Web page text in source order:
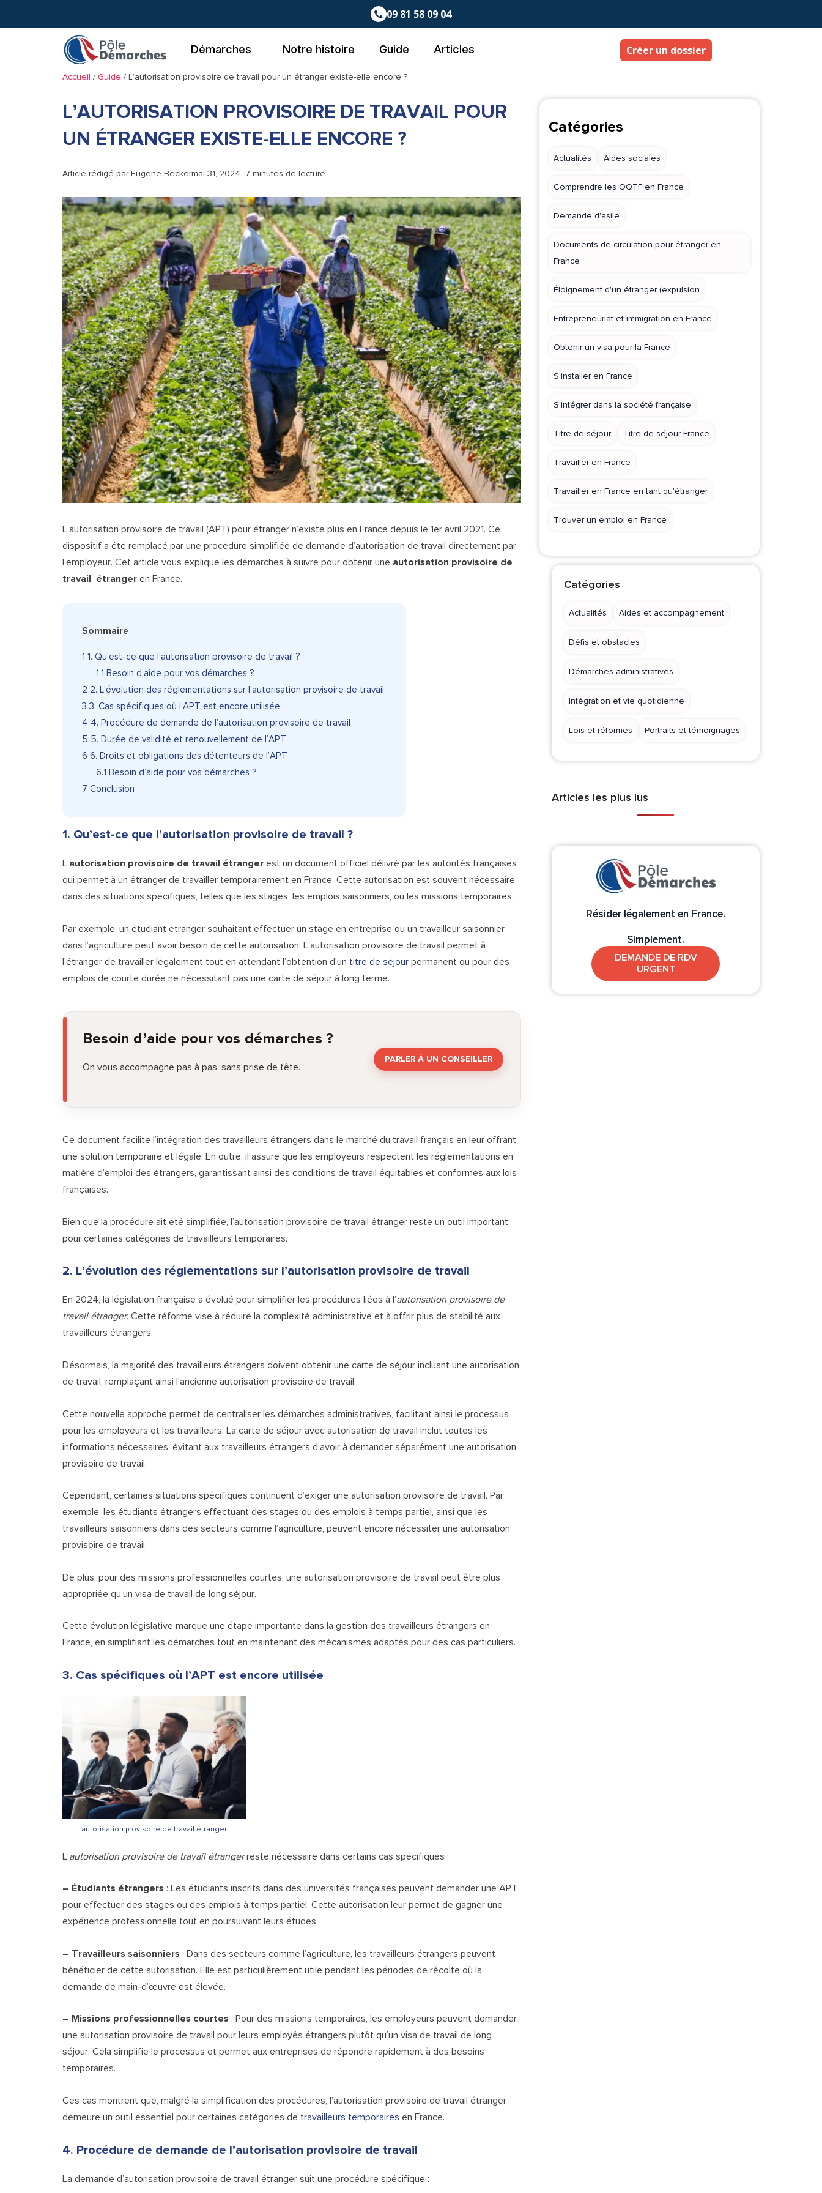
09 81 58 09 04
Démarches Notre histoire Guide Articles Créer un dossier
Accueil / Guide / L’autorisation provisoire de travail pour un étranger existe-elle encore ?
L’AUTORISATION PROVISOIRE DE TRAVAIL POUR
UN ÉTRANGER EXISTE-ELLE ENCORE ?
Article rédigé parEugene Beckermai 31, 2024- 7 minutes de lecture
L’autorisation provisoire de travail (APT) pour étranger n’existe plus en France depuis le 1er avril 2021. Ce
dispositif a été remplacé par une procédure simplifiée de demande d’autorisation de travail directement par
l’employeur. Cet article vous explique les démarches à suivre pour obtenir une autorisation provisoire de
travail étranger en France.
Sommaire
1 1. Qu’est-ce que l’autorisation provisoire de travail ?
1.1 Besoin d’aide pour vos démarches ?
2 2. L’évolution des réglementations sur l’autorisation provisoire de travail
3 3. Cas spécifiques où l’APT est encore utilisée
4 4. Procédure de demande de l’autorisation provisoire de travail
5 5. Durée de validité et renouvellement de l’APT
6 6. Droits et obligations des détenteurs de l’APT
6.1 Besoin d’aide pour vos démarches ?
7 Conclusion
1. Qu’est-ce que l’autorisation provisoire de travail ?
L’autorisation provisoire de travail étranger est un document officiel délivré par les autorités françaises
qui permet à un étranger de travailler temporairement en France. Cette autorisation est souvent nécessaire
dans des situations spécifiques, telles que les stages, les emplois saisonniers, ou les missions temporaires.
Par exemple, un étudiant étranger souhaitant effectuer un stage en entreprise ou un travailleur saisonnier
dans l’agriculture peut avoir besoin de cette autorisation. L’autorisation provisoire de travail permet à
l’étranger de travailler légalement tout en attendant l’obtention d’un titre de séjour permanent ou pour des
emplois de courte durée ne nécessitant pas une carte de séjour à long terme.
Besoin d’aide pour vos démarches ?
On vous accompagne pas à pas, sans prise de tête.
PARLER À UN CONSEILLER
Ce document facilite l’intégration des travailleurs étrangers dans le marché du travail français en leur offrant
une solution temporaire et légale. En outre, il assure que les employeurs respectent les réglementations en
matière d’emploi des étrangers, garantissant ainsi des conditions de travail équitables et conformes aux lois
françaises.
Bien que la procédure ait été simplifiée, l’autorisation provisoire de travail étranger reste un outil important
pour certaines catégories de travailleurs temporaires.
2. L’évolution des réglementations sur l’autorisation provisoire de travail
En 2024, la législation française a évolué pour simplifier les procédures liées à l’autorisation provisoire de
travail étranger. Cette réforme vise à réduire la complexité administrative et à offrir plus de stabilité aux
travailleurs étrangers.
Désormais, la majorité des travailleurs étrangers doivent obtenir une carte de séjour incluant une autorisation
de travail, remplaçant ainsi l’ancienne autorisation provisoire de travail.
Cette nouvelle approche permet de centraliser les démarches administratives, facilitant ainsi le processus
pour les employeurs et les travailleurs. La carte de séjour avec autorisation de travail inclut toutes les
informations nécessaires, évitant aux travailleurs étrangers d’avoir à demander séparément une autorisation
provisoire de travail.
Cependant, certaines situations spécifiques continuent d’exiger une autorisation provisoire de travail. Par
exemple, les étudiants étrangers effectuant des stages ou des emplois à temps partiel, ainsi que les
travailleurs saisonniers dans des secteurs comme l’agriculture, peuvent encore nécessiter une autorisation
provisoire de travail.
De plus, pour des missions professionnelles courtes, une autorisation provisoire de travail peut être plus
appropriée qu’un visa de travail de long séjour.
Cette évolution législative marque une étape importante dans la gestion des travailleurs étrangers en
France, en simplifiant les démarches tout en maintenant des mécanismes adaptés pour des cas particuliers.
3. Cas spécifiques où l’APT est encore utilisée
autorisation provisoire de travail étranger
L’autorisation provisoire de travail étrangerreste nécessaire dans certains cas spécifiques :
– Étudiants étrangers : Les étudiants inscrits dans des universités françaises peuvent demander une APT
pour effectuer des stages ou des emplois à temps partiel. Cette autorisation leur permet de gagner une
expérience professionnelle tout en poursuivant leurs études.
– Travailleurs saisonniers : Dans des secteurs comme l’agriculture, les travailleurs étrangers peuvent
bénéficier de cette autorisation. Elle est particulièrement utile pendant les périodes de récolte où la
demande de main-d’œuvre est élevée.
– Missions professionnelles courtes : Pour des missions temporaires, les employeurs peuvent demander
une autorisation provisoire de travail pour leurs employés étrangers plutôt qu’un visa de travail de long
séjour. Cela simplifie le processus et permet aux entreprises de répondre rapidement à des besoins
temporaires.
Ces cas montrent que, malgré la simplification des procédures, l’autorisation provisoire de travail étranger
demeure un outil essentiel pour certaines catégories de travailleurs temporaires en France.
4. Procédure de demande de l’autorisation provisoire de travail
La demande d’autorisation provisoire de travail étranger suit une procédure spécifique :
Catégories
Actualités Aides sociales
Comprendre les OQTF en France
Demande d'asile
Documents de circulation pour étranger en
France
Éloignement d'un étranger (expulsion
Entrepreneuriat et immigration en France
Obtenir un visa pour la France
S'installer en France
S'intégrer dans la société française
Titre de séjour Titre de séjour France
Travailler en France
Travailler en France en tant qu'étranger
Trouver un emploi en France
Catégories
Actualités Aides et accompagnement
Défis et obstacles
Démarches administratives
Intégration et vie quotidienne
Lois et réformes Portraits et témoignages
Articles les plus lus
Résider légalement en France.
Simplement.
DEMANDE DE RDV
URGENT